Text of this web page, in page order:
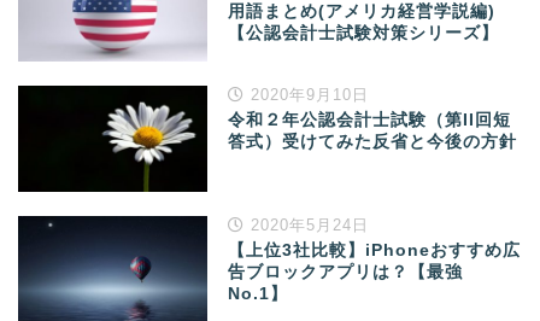
用語まとめ(アメリカ経営学説編)
【公認会計士試験対策シリーズ】
2020年9月10日
令和２年公認会計士試験（第II回短
答式）受けてみた反省と今後の方針
2020年5月24日
【上位3社比較】iPhoneおすすめ広
告ブロックアプリは？【最強
No.1】